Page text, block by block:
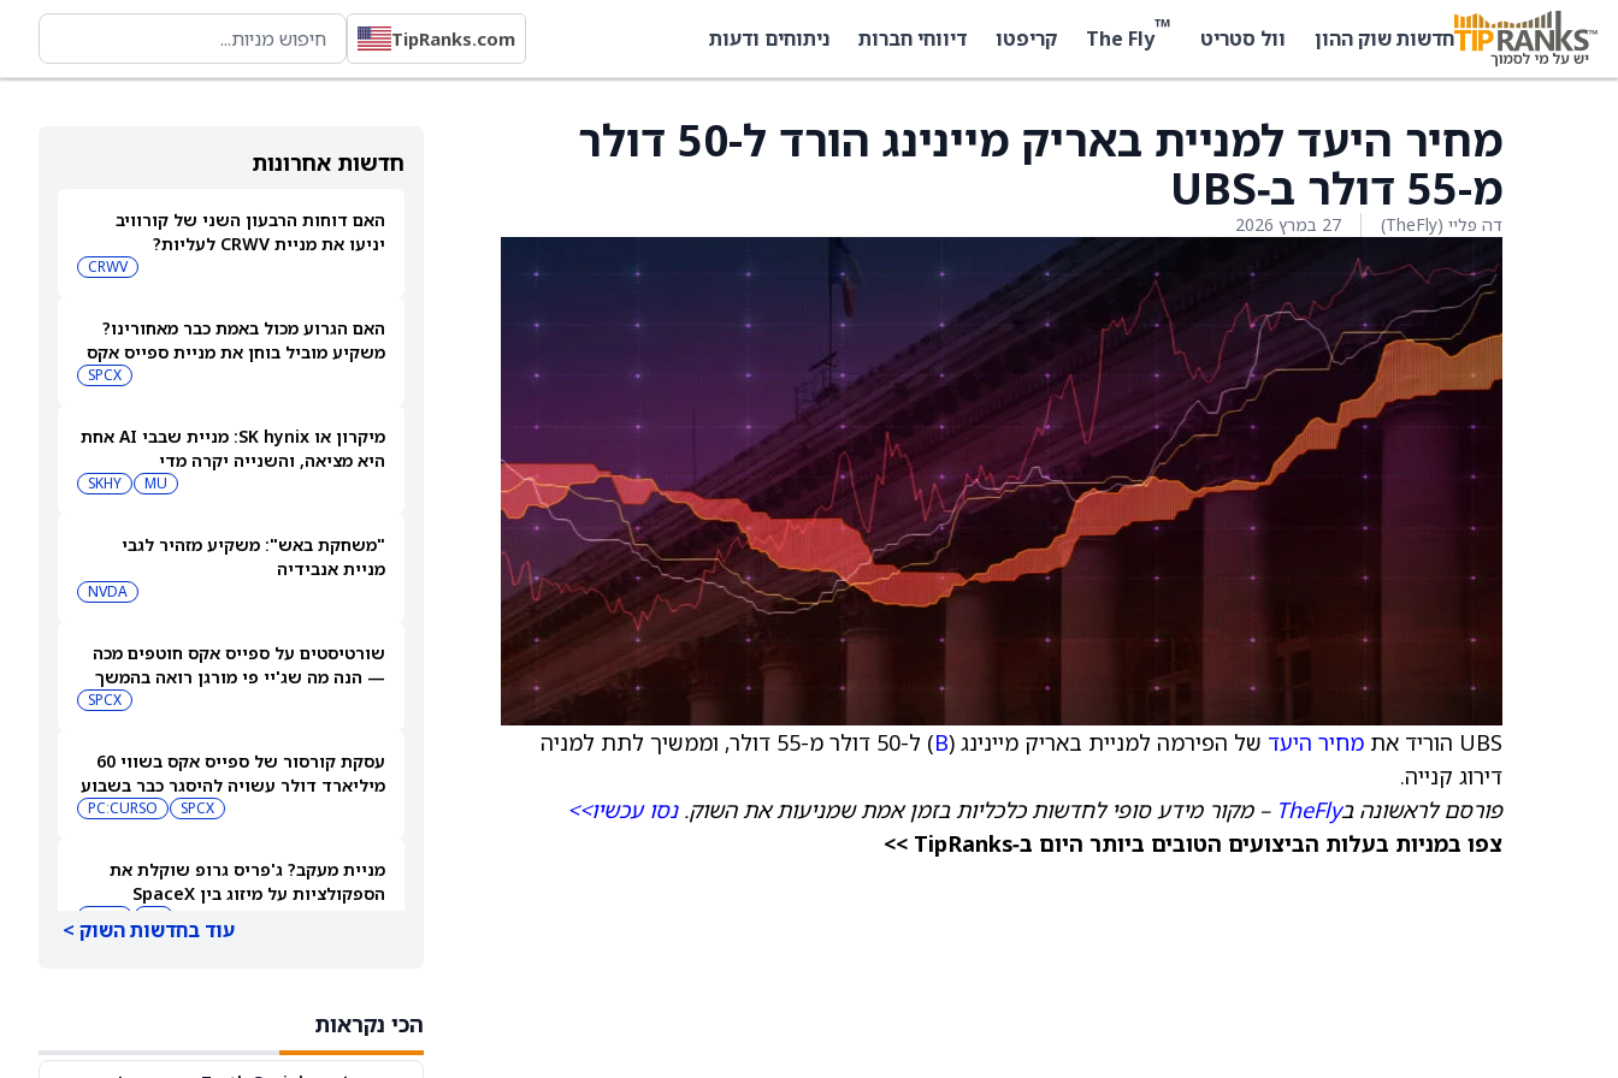
חדשות שוק ההון וול סטריט ™
The Fly קריפטו דיווחי חברות ניתוחים ודעות TipRanks.com
חדשות אחרונות
האם דוחות הרבעון השני של קורוויב
יניעו את מניית CRWV לעליות?
CRWV
האם הגרוע מכול באמת כבר מאחורינו?
משקיע מוביל בוחן את מניית ספייס אקס
SPCX
מיקרון או SK hynix: מניית שבבי AI אחת
היא מציאה, והשנייה יקרה מדי
MU
SKHY
"משחקת באש": משקיע מזהיר לגבי
מניית אנבידיה
NVDA
שורטיסטים על ספייס אקס חוטפים מכה
— הנה מה שג'יי פי מורגן רואה בהמשך
SPCX
עסקת קורסור של ספייס אקס בשווי 60
מיליארד דולר עשויה להיסגר כבר בשבוע
SPCX
PC:CURSO
מניית מעקב? ג'פריס גרופ שוקלת את
הספקולציות על מיזוג בין SpaceX
עוד בחדשות השוק >
הכי נקראות
מחיר היעד למניית באריק מיינינג הורד ל-50 דולר
מ-55 דולר ב‑UBS
דה פליי (TheFly) 27 במרץ 2026
UBS הוריד את מחיר היעד של הפירמה למניית באריק מיינינג (B
) ל-50 דולר מ-55 דולר, וממשיך לתת למניה
דירוג קנייה.
פורסם לראשונה בTheFly – מקור מידע סופי לחדשות כלכליות בזמן אמת שמניעות את השוק.נסו עכשיו>>
צפו במניות בעלות הביצועים הטובים ביותר היום ב‑TipRanks >>